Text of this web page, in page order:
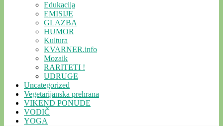
Edukacija
EMISIJE
GLAZBA
HUMOR
Kultura
KVARNER.info
Mozaik
RARITETI !
UDRUGE
Uncategorized
Vegetarijanska prehrana
VIKEND PONUDE
VODIČ
YOGA